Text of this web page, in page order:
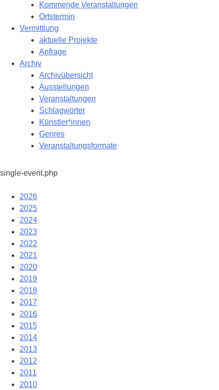
Kommende Veranstaltungen
Ortstermin
Vermittlung
aktuelle Projekte
Anfrage
Archiv
Archivübersicht
Ausstellungen
Veranstaltungen
Schlagwörter
Künstler*innen
Genres
Veranstaltungsformate
single-event.php
2026
2025
2024
2023
2022
2021
2020
2019
2018
2017
2016
2015
2014
2013
2012
2011
2010